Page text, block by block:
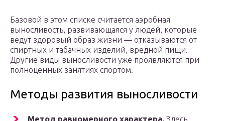
Базовой в этом списке считается аэробная
выносливость, развивающаяся у людей, которые
ведут здоровый образ жизни — отказываются от
спиртных и табачных изделий, вредной пищи.
Другие виды выносливости уже проявляются при
полноценных занятиях спортом.
Методы развития выносливости
Метод равномерного характера. Здесь